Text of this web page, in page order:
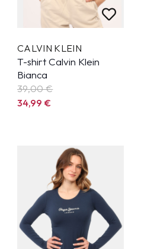
CALVIN KLEIN
T-shirt Calvin Klein
Bianca
39,00 €
34,99€